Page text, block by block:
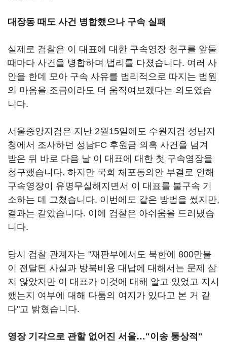
대장동 때도 사건 병합했으나 구속 실패
실제로 검찰은 이 대표에 대한 구속영장 청구를 앞둘
때마다 사건을 병합하며 법리를 다졌습니다. 여러 사
안을 한데 모아 구속 사유를 법리적으로 따지는 법원
의 마음을 조금이라도 더 움직여보겠다는 의도였습
니다.
서울중앙지검은 지난 2월15일에도 수원지검 성남지
청에서 조사하던 성남FC 후원금 의혹 사건을 넘겨
받은 뒤 바로 다음 날 이 대표에 대한 첫 구속영장을
청구했습니다. 하지만 국회 체포동의안 부결로 인해
구속영장이 유명무실해지면서 이 대표를 불구속 기
소하는 데 그쳤습니다. 이번에도 같은 방법을 썼지만,
결과는 같았습니다. 이에 검찰은 아쉬움을 드러냈습
니다.
당시 검찰 관계자는 "재판부에서도 북한에 800만불
이 전달된 사실과 방북비용 대납에 대해서는 문제 삼
지 않았지만 이 대표가 이것에 대해 알고 있었고 지시
했는지 여부에 대해 다툼의 여지가 있다고 본 거 같
다"고 밝혔습니다.
영장 기각으로 관할 없어진 서울…"이송 통상적"